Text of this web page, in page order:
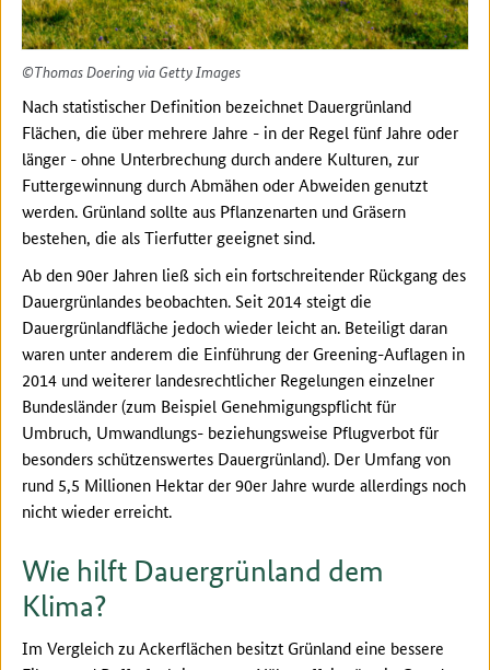
©Thomas Doering via Getty Images
Nach statistischer Definition bezeichnet Dauergrünland
Flächen, die über mehrere Jahre - in der Regel fünf Jahre oder
länger - ohne Unterbrechung durch andere Kulturen, zur
Futtergewinnung durch Abmähen oder Abweiden genutzt
werden. Grünland sollte aus Pflanzenarten und Gräsern
bestehen, die als Tierfutter geeignet sind.
Ab den 90er Jahren ließ sich ein fortschreitender Rückgang des
Dauergrünlandes beobachten. Seit 2014 steigt die
Dauergrünlandfläche jedoch wieder leicht an. Beteiligt daran
waren unter anderem die Einführung der Greening-Auflagen in
2014 und weiterer landesrechtlicher Regelungen einzelner
Bundesländer (zum Beispiel Genehmigungspflicht für
Umbruch, Umwandlungs- beziehungsweise Pflugverbot für
besonders schützenswertes Dauergrünland). Der Umfang von
rund 5,5 Millionen Hektar der 90er Jahre wurde allerdings noch
nicht wieder erreicht.
Wie hilft Dauergrünland dem
Klima?
Im Vergleich zu Ackerflächen besitzt Grünland eine bessere